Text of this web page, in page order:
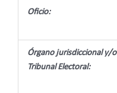
Oficio:
Órgano jurisdiccional y/o
Tribunal Electoral: